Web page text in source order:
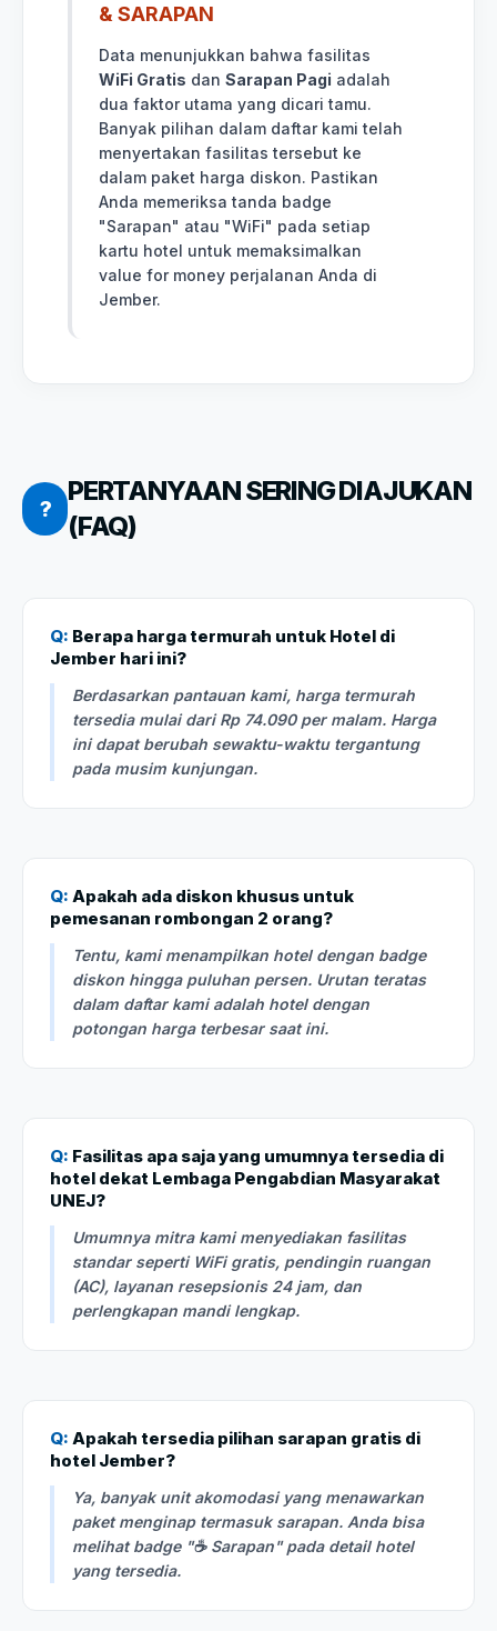
& SARAPAN
Data menunjukkan bahwa fasilitas
WiFi Gratis dan Sarapan Pagi adalah
dua faktor utama yang dicari tamu.
Banyak pilihan dalam daftar kami telah
menyertakan fasilitas tersebut ke
dalam paket harga diskon. Pastikan
Anda memeriksa tanda badge
"Sarapan" atau "WiFi" pada setiap
kartu hotel untuk memaksimalkan
value for money perjalanan Anda di
Jember.
?
PERTANYAAN SERING DIAJUKAN
(FAQ)
Q: Berapa harga termurah untuk Hotel di
Jember hari ini?
Berdasarkan pantauan kami, harga termurah
tersedia mulai dari Rp 74.090 per malam. Harga
ini dapat berubah sewaktu-waktu tergantung
pada musim kunjungan.
Q: Apakah ada diskon khusus untuk
pemesanan rombongan 2 orang?
Tentu, kami menampilkan hotel dengan badge
diskon hingga puluhan persen. Urutan teratas
dalam daftar kami adalah hotel dengan
potongan harga terbesar saat ini.
Q: Fasilitas apa saja yang umumnya tersedia di
hotel dekat Lembaga Pengabdian Masyarakat
UNEJ?
Umumnya mitra kami menyediakan fasilitas
standar seperti WiFi gratis, pendingin ruangan
(AC), layanan resepsionis 24 jam, dan
perlengkapan mandi lengkap.
Q: Apakah tersedia pilihan sarapan gratis di
hotel Jember?
Ya, banyak unit akomodasi yang menawarkan
paket menginap termasuk sarapan. Anda bisa
melihat badge "☕ Sarapan" pada detail hotel
yang tersedia.